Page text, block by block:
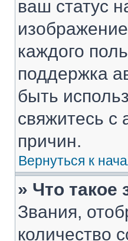
ваш статус
каждого
поддержка
быть
свяжитесь
причин.
Вернуться к
» Что такое
Звания,
количество